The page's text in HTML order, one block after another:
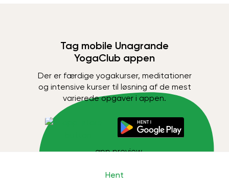
Tag mobile Unagrande
YogaClub appen
Der er færdige yogakurser, meditationer
og intensive kurser til løsning af de mest
varierede opgaver i appen.
Hent